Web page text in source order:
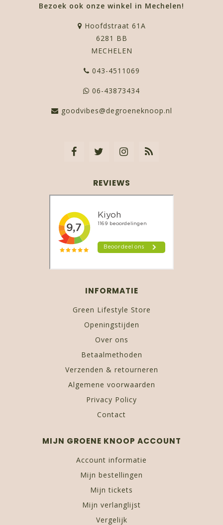
Bezoek ook onze winkel in Mechelen!
Hoofdstraat 61A
6281 BB
MECHELEN
043-4511069
06-43873434
goodvibes@degroeneknoop.nl
REVIEWS
INFORMATIE
Green Lifestyle Store
Openingstijden
Over ons
Betaalmethoden
Verzenden & retourneren
Algemene voorwaarden
Privacy Policy
Contact
MIJN GROENE KNOOP ACCOUNT
Account informatie
Mijn bestellingen
Mijn tickets
Mijn verlanglijst
Vergelijk